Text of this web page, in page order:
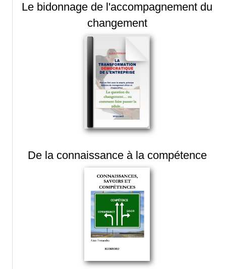
Le bidonnage de l'accompagnement du
changement
De la connaissance à la compétence